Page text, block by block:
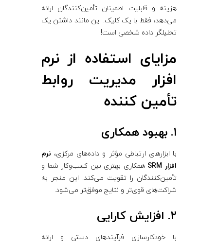
هزینه و قابلیت اطمینان تأمین‌کنندگان ارائه
می‌دهد، فقط با یک کلیک. این مانند داشتن یک
تحلیلگر داده شخصی است!
مزایای استفاده از نرم‌
افزار مدیریت روابط
تأمین ‌کننده
1. بهبود همکاری
با ابزارهای ارتباطی مؤثر و داده‌های مرکزی، نرم‌
افزار SRM
همکاری بهتری بین کسب‌وکار شما و
تأمین‌کنندگان را تقویت می‌کند. این منجر به
شراکت‌های قوی‌تر و نتایج موفق‌تر می‌شود.
2. افزایش کارایی
با خودکارسازی فرآیندهای دستی و ارائه